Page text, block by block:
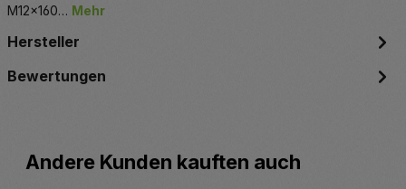
M12x160… Mehr
Hersteller
Bewertungen
Produktgalerie überspringen
Andere Kunden kauften auch